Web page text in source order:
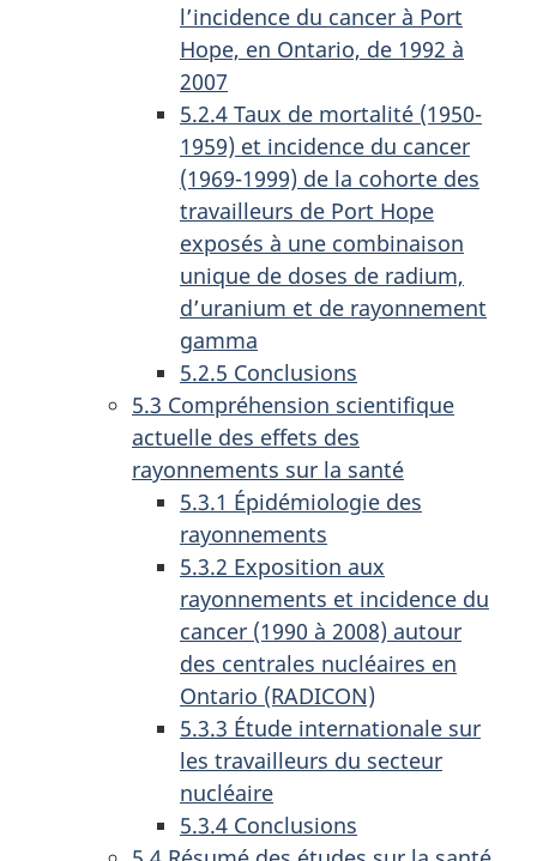
l’incidence du cancer à Port
Hope, en Ontario, de 1992 à
2007
5.2.4 Taux de mortalité (1950-
1959) et incidence du cancer
(1969-1999) de la cohorte des
travailleurs de Port Hope
exposés à une combinaison
unique de doses de radium,
d’uranium et de rayonnement
gamma
5.2.5 Conclusions
5.3 Compréhension scientifique
actuelle des effets des
rayonnements sur la santé
5.3.1 Épidémiologie des
rayonnements
5.3.2 Exposition aux
rayonnements et incidence du
cancer (1990 à 2008) autour
des centrales nucléaires en
Ontario (RADICON)
5.3.3 Étude internationale sur
les travailleurs du secteur
nucléaire
5.3.4 Conclusions